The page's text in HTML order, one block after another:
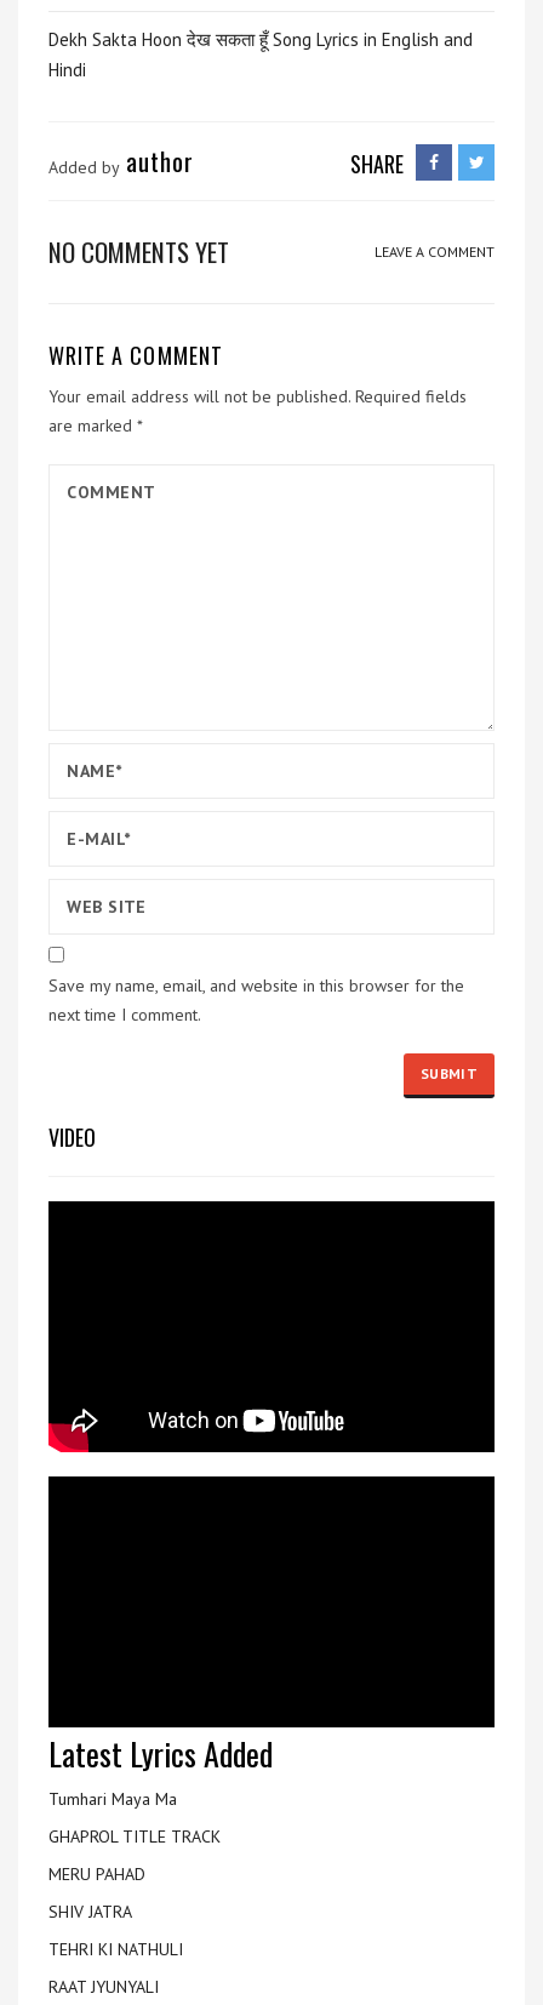
Dekh Sakta Hoon देख सकता हूँ Song Lyrics in English and
Hindi
Added by author SHARE
NO COMMENTS YET LEAVE A COMMENT
WRITE A COMMENT
Your email address will not be published. Required fields
are marked *
Save my name, email, and website in this browser for the
next time I comment.
VIDEO
Latest Lyrics Added
Tumhari Maya Ma
GHAPROL TITLE TRACK
MERU PAHAD
SHIV JATRA
TEHRI KI NATHULI
RAAT JYUNYALI